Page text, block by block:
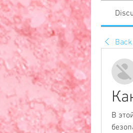
Back
В